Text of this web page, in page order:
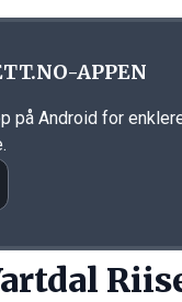
APPEN
på Android for